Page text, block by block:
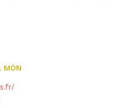
MÓN